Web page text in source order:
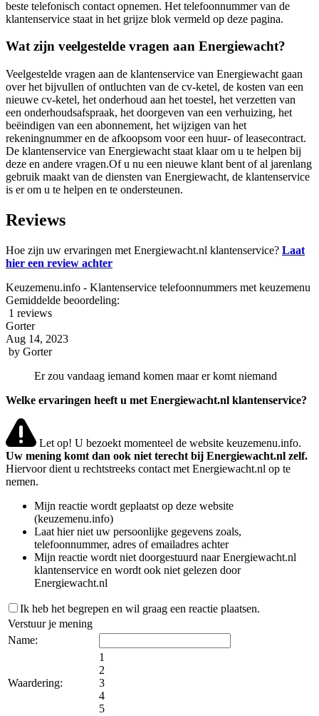
beste telefonisch contact opnemen. Het telefoonnummer van de
klantenservice staat in het grijze blok vermeld op deze pagina.
Wat zijn veelgestelde vragen aan Energiewacht?
Veelgestelde vragen aan de klantenservice van Energiewacht gaan
over het bijvullen of ontluchten van de cv-ketel, de kosten van een
nieuwe cv-ketel, het onderhoud aan het toestel, het verzetten van
een onderhoudsafspraak, het doorgeven van een verhuizing, het
beëindigen van een abonnement, het wijzigen van het
rekeningnummer en de afkoopsom voor een huur- of leasecontract.
De klantenservice van Energiewacht staat klaar om u te helpen bij
deze en andere vragen.Of u nu een nieuwe klant bent of al jarenlang
gebruik maakt van de diensten van Energiewacht, de klantenservice
is er om u te helpen en te ondersteunen.
Reviews
Hoe zijn uw ervaringen met Energiewacht.nl klantenservice? Laat
hier een review achter
Keuzemenu.info - Klantenservice telefoonnummers met keuzemenu
Gemiddelde beoordeling:
1 reviews
Gorter
Aug 14, 2023
by Gorter
Er zou vandaag iemand komen maar er komt niemand
Welke ervaringen heeft u met Energiewacht.nl klantenservice?
Let op! U bezoekt momenteel de website keuzemenu.info.
Uw mening komt dan ook niet terecht bij Energiewacht.nl zelf.
Hiervoor dient u rechtstreeks contact met Energiewacht.nl op te
nemen.
Mijn reactie wordt geplaatst op deze website
(keuzemenu.info)
Laat hier niet uw persoonlijke gegevens zoals,
telefoonnummer, adres of emailadres achter
Mijn reactie wordt niet doorgestuurd naar Energiewacht.nl
klantenservice en wordt ook niet gelezen door
Energiewacht.nl
Ik heb het begrepen en wil graag een reactie plaatsen.
Verstuur je mening
Name:
Waardering:
1
2
3
4
5